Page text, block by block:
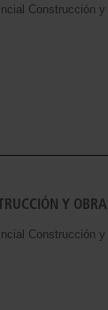
Construcción
Y
Construcción